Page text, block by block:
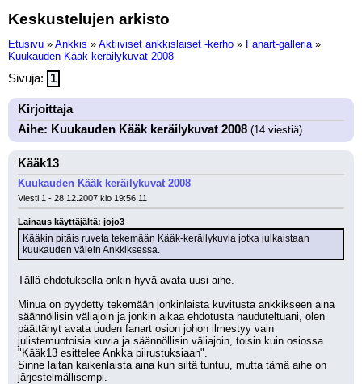
Keskustelujen arkisto
Etusivu » Ankkis » Aktiiviset ankkislaiset -kerho » Fanart-galleria »
Kuukauden Kääk keräilykuvat 2008
Sivuja: 1
Kirjoittaja
Aihe: Kuukauden Kääk keräilykuvat 2008 (14 viestiä)
Kääk13
Kuukauden Kääk keräilykuvat 2008
Viesti 1 - 28.12.2007 klo 19:56:11
Lainaus käyttäjältä: jojo3
Kääkin pitäis ruveta tekemään Kääk-keräilykuvia jotka julkaistaan
kuukauden välein Ankkiksessa.
Tällä ehdotuksella onkin hyvä avata uusi aihe.
Minua on pyydetty tekemään jonkinlaista kuvitusta ankkikseen aina
säännöllisin väliajoin ja jonkin aikaa ehdotusta hauduteltuani, olen
päättänyt avata uuden fanart osion johon ilmestyy vain
julistemuotoisia kuvia ja säännöllisin väliajoin, toisin kuin osiossa
"Kääk13 esittelee Ankka piirustuksiaan".
Sinne laitan kaikenlaista aina kun siltä tuntuu, mutta tämä aihe on
järjestelmällisempi.